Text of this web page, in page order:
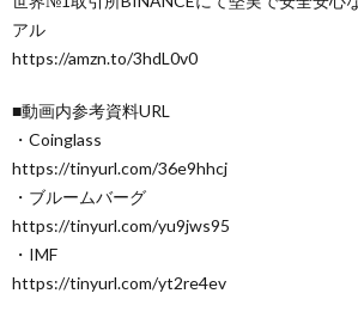
アル
https://amzn.to/3hdL0v0
■動画内参考資料URL
・Coinglass
https://tinyurl.com/36e9hhcj
・ブルームバーグ
https://tinyurl.com/yu9jws95
・IMF
https://tinyurl.com/yt2re4ev